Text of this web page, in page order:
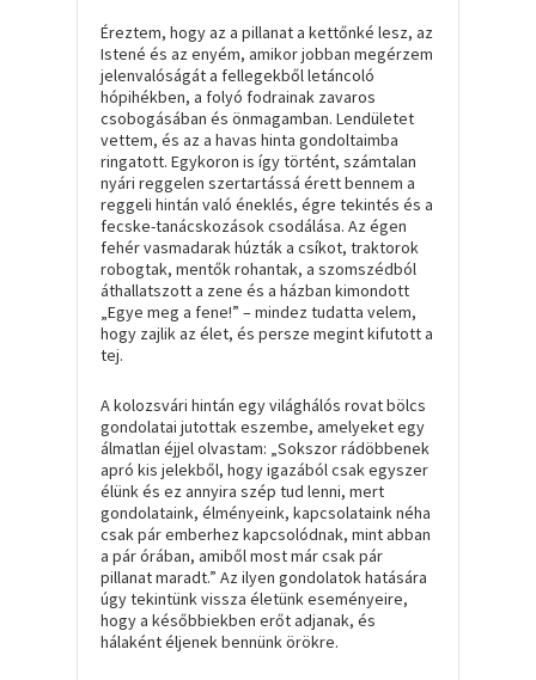
Éreztem, hogy az a pillanat a kettőnké lesz, az
Istené és az enyém, amikor jobban megérzem
jelenvalóságát a fellegekből letáncoló
hópihékben, a folyó fodrainak zavaros
csobogásában és önmagamban. Lendületet
vettem, és az a havas hinta gondoltaimba
ringatott. Egykoron is így történt, számtalan
nyári reggelen szertartássá érett bennem a
reggeli hintán való éneklés, égre tekintés és a
fecske-tanácskozások csodálása. Az égen
fehér vasmadarak húzták a csíkot, traktorok
robogtak, mentők rohantak, a szomszédból
áthallatszott a zene és a házban kimondott
„Egye meg a fene!” – mindez tudatta velem,
hogy zajlik az élet, és persze megint kifutott a
tej.
A kolozsvári hintán egy világhálós rovat bölcs
gondolatai jutottak eszembe, amelyeket egy
álmatlan éjjel olvastam: „Sokszor rádöbbenek
apró kis jelekből, hogy igazából csak egyszer
élünk és ez annyira szép tud lenni, mert
gondolataink, élményeink, kapcsolataink néha
csak pár emberhez kapcsolódnak, mint abban
a pár órában, amiből most már csak pár
pillanat maradt.” Az ilyen gondolatok hatására
úgy tekintünk vissza életünk eseményeire,
hogy a későbbiekben erőt adjanak, és
hálaként éljenek bennünk örökre.